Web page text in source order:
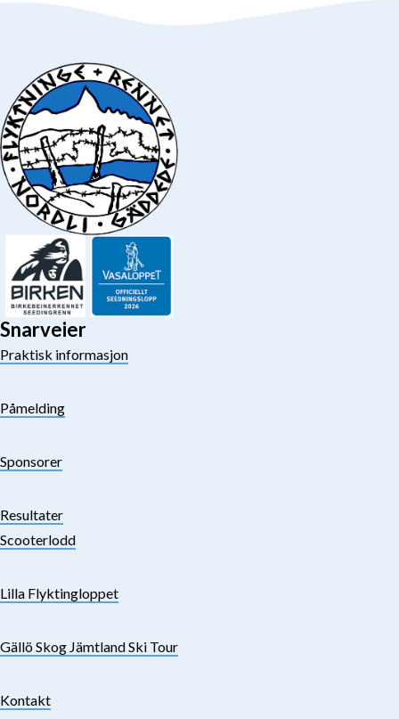
Snarveier
Praktisk informasjon
Påmelding
Sponsorer
Resultater
Scooterlodd
Lilla Flyktingloppet
Gällö Skog Jämtland Ski Tour
Kontakt